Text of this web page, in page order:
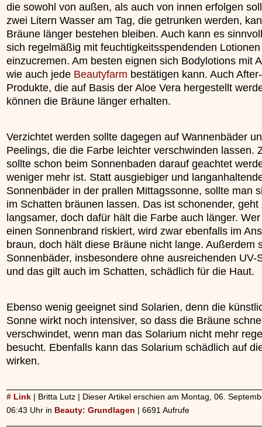
die sowohl von außen, als auch von innen erfolgen
zwei Litern Wasser am Tag, die getrunken werden,
Bräune länger bestehen bleiben. Auch kann es
sich regelmäßig mit feuchtigkeitsspendenden Lotionen
einzucremen. Am besten eignen sich Bodylotions mit
wie auch jede Beautyfarm bestätigen kann. Auch
Produkte, die auf Basis der Aloe Vera hergestellt
können die Bräune länger erhalten.
Verzichtet werden sollte dagegen auf Wannenbäder
Peelings, die die Farbe leichter verschwinden lassen.
sollte schon beim Sonnenbaden darauf geachtet
weniger mehr ist. Statt ausgiebiger und
Sonnenbäder in der prallen Mittagssonne, sollte man
im Schatten bräunen lassen. Das ist schonender, geht
langsamer, doch dafür hält die Farbe auch länger.
einen Sonnenbrand riskiert, wird zwar ebenfalls im
braun, doch hält diese Bräune nicht lange. Außerdem
Sonnenbäder, insbesondere ohne ausreichenden UV-
und das gilt auch im Schatten, schädlich für die Haut.
Ebenso wenig geeignet sind Solarien, denn die
Sonne wirkt noch intensiver, so dass die Bräune
verschwindet, wenn man das Solarium nicht mehr
besucht. Ebenfalls kann das Solarium schädlich auf
wirken.
# Link | Britta Lutz | Dieser Artikel erschien am Montag, 06.
06:43 Uhr in Beauty: Grundlagen | 6691 Aufrufe